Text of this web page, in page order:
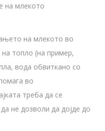
на млекото
на млекото во
топло (на пример,
вода обвиткано со
во
треба да се
не дозволи да дојде до